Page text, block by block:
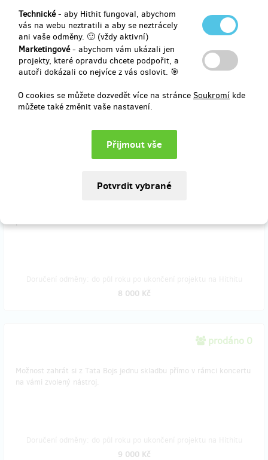
Technické- aby Hithit fungoval, abychom
vás na webu neztratili a aby se neztrácely
ani vaše odměny. 🙂 (vždy aktivní)
Marketingové- abychom vám ukázali jen
projekty, které opravdu chcete podpořit, a
autoři dokázali co nejvíce z vás oslovit. 🎯
O cookies se můžete dozvedět více na stránce Soukromí kde
můžete také změnit vaše nastavení.
prodáno 0
Možnost zaztančit si s Tata Bojs na koncertě na jednu písničku
přímo na pódiu.
6 000 Kč
8 000 Kč
prodáno 0
Možnost zahrát si z Tata Bojs jednu skladbu přímo v rámci koncertu
na vámi zvolený nástroj.
9 000 Kč